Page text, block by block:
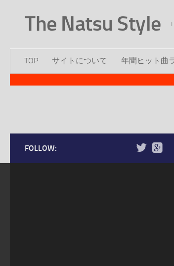
The Natsu Style
TOP サイトについて 年間ヒット曲
FOLLOW: